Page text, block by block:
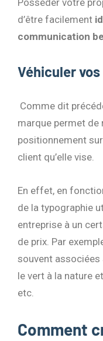
d’être facilement
communication
Véhiculer
Comme dit
marque permet de
positionnement
client qu’elle vise.
En effet, en
de la typographie
entreprise à un
de prix. Par
souvent associées
le vert à la nature
etc.
Comment